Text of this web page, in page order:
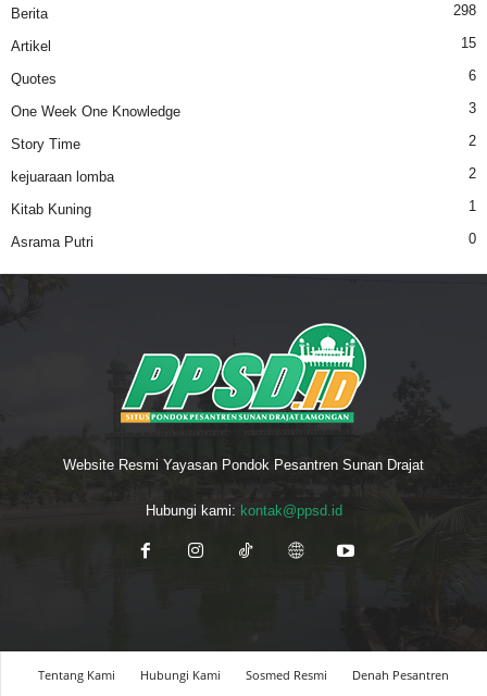
Berita 298
Artikel 15
Quotes 6
One Week One Knowledge 3
Story Time 2
kejuaraan lomba 2
Kitab Kuning 1
Asrama Putri 0
Website Resmi Yayasan Pondok Pesantren Sunan Drajat
Hubungi kami: kontak@ppsd.id
Tentang Kami Hubungi Kami Sosmed Resmi
Denah Pesantren